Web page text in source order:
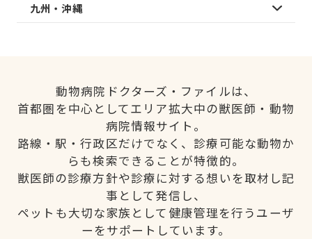
九州・沖縄
動物病院ドクターズ・ファイルは、
首都圏を中心としてエリア拡大中の獣医師・動物
病院情報サイト。
路線・駅・行政区だけでなく、診療可能な動物か
らも検索できることが特徴的。
獣医師の診療方針や診療に対する想いを取材し記
事として発信し、
ペットも大切な家族として健康管理を行うユーザ
ーをサポートしています。